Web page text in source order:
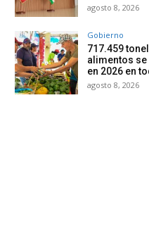
agosto 8, 2026
Gobierno
717.459
alimentos
en 2026 en
agosto 8, 2026